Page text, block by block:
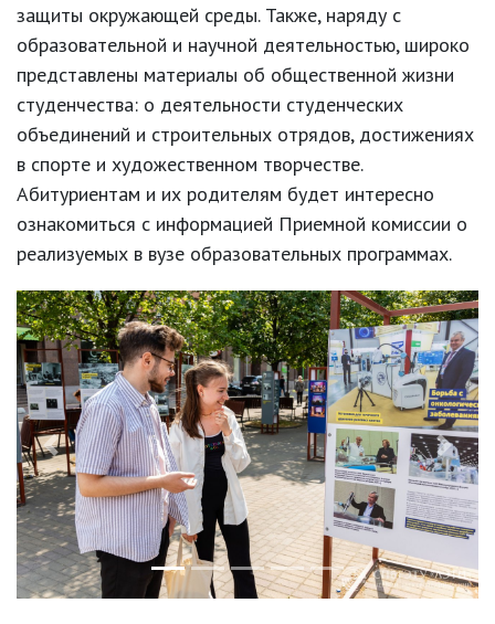
защиты окружающей среды. Также, наряду с
образовательной и научной деятельностью, широко
представлены материалы об общественной жизни
студенчества: о деятельности студенческих
объединений и строительных отрядов, достижениях
в спорте и художественном творчестве.
Абитуриентам и их родителям будет интересно
ознакомиться с информацией Приемной комиссии о
реализуемых в вузе образовательных программах.
Previous Next